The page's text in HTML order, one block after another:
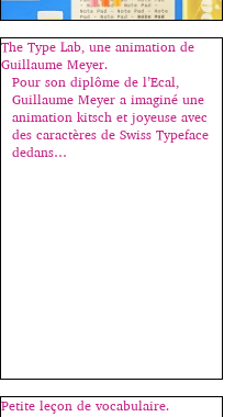
C’est avec cet ouvrage que
j’inaugure ma rubrique “des
livres”. Il n’est pas dans mon
intention de chroniquer toutes
The Type Lab, une animation de
Guillaume Meyer.
Pour son diplôme de l’Ecal,
Guillaume Meyer a imaginé une
animation kitsch et joyeuse avec
des caractères de Swiss Typeface
dedans…
Petite leçon de vocabulaire.